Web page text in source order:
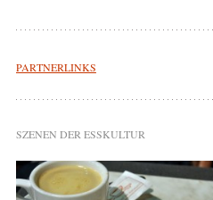
PARTNERLINKS
SZENEN DER ESSKULTUR